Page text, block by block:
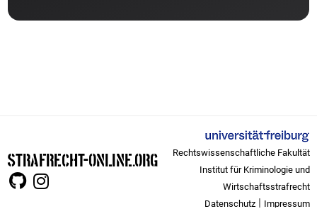
STRAFRECHT-ONLINE.ORG
Rechtswissenschaftliche Fakultät
Institut für Kriminologie und
Wirtschaftsstrafrecht
Datenschutz | Impressum